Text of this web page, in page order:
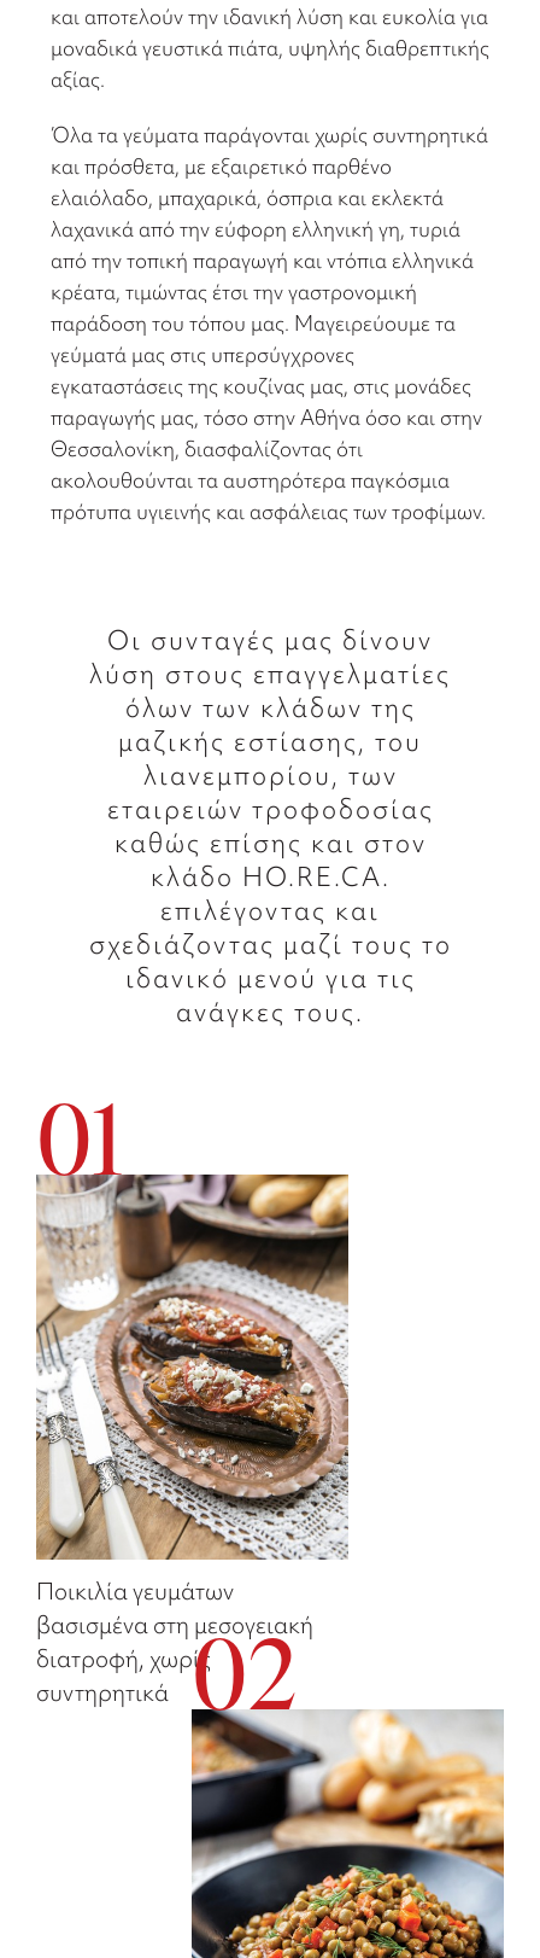
και αποτελούν την ιδανική λύση και ευκολία για
μοναδικά γευστικά πιάτα, υψηλής διαθρεπτικής
αξίας.
Όλα τα γεύματα παράγονται χωρίς συντηρητικά
και πρόσθετα, με εξαιρετικό παρθένο
ελαιόλαδο, μπαχαρικά, όσπρια και εκλεκτά
λαχανικά από την εύφορη ελληνική γη, τυριά
από την τοπική παραγωγή και ντόπια ελληνικά
κρέατα, τιμώντας έτσι την γαστρονομική
παράδοση του τόπου μας. Μαγειρεύουμε τα
γεύματά μας στις υπερσύγχρονες
εγκαταστάσεις της κουζίνας μας, στις μονάδες
παραγωγής μας, τόσο στην Αθήνα όσο και στην
Θεσσαλονίκη, διασφαλίζοντας ότι
ακολουθούνται τα αυστηρότερα παγκόσμια
πρότυπα υγιεινής και ασφάλειας των τροφίμων.
Οι συνταγές μας δίνουν
λύση στους επαγγελματίες
όλων των κλάδων της
μαζικής εστίασης, του
λιανεμπορίου, των
εταιρειών τροφοδοσίας
καθώς επίσης και στον
κλάδο HO.RE.CA.
επιλέγοντας και
σχεδιάζοντας μαζί τους το
ιδανικό μενού για τις
ανάγκες τους.
01
Ποικιλία γευμάτων
βασισμένα στη μεσογειακή
διατροφή, χωρίς
συντηρητικά
02